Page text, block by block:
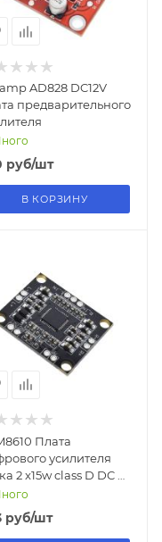
AD828 DC12V
предварительного
руб/шт
В КОРЗИНУ
Плата
усилителя
D DC 6-
M181 (3199-9)
руб/шт